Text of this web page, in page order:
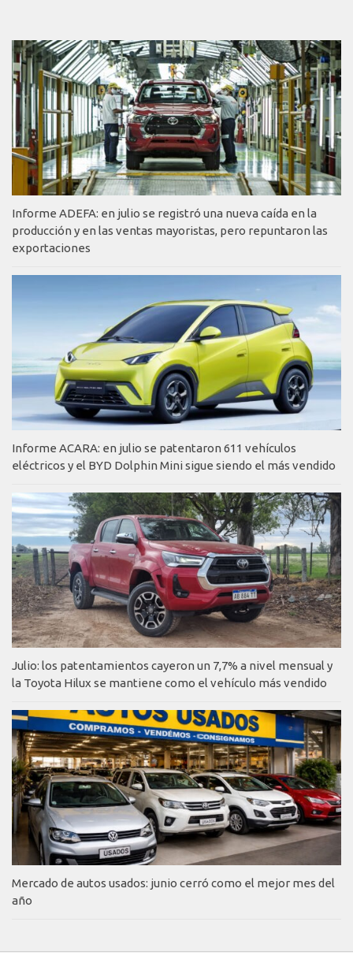
Informe ADEFA: en julio se registró una nueva caída en la
producción y en las ventas mayoristas, pero repuntaron las
exportaciones
Informe ACARA: en julio se patentaron 611 vehículos
eléctricos y el BYD Dolphin Mini sigue siendo el más vendido
Julio: los patentamientos cayeron un 7,7% a nivel mensual y
la Toyota Hilux se mantiene como el vehículo más vendido
Mercado de autos usados: junio cerró como el mejor mes del
año